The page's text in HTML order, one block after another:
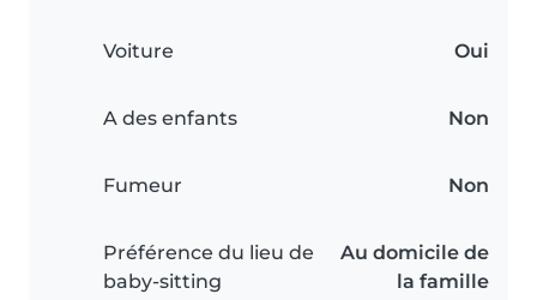
Voiture Oui
A des enfants Non
Fumeur Non
Préférence du lieu de
baby-sitting
Au domicile de
la famille